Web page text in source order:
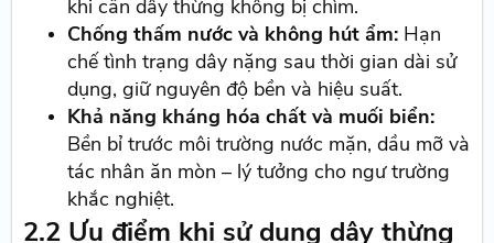
khi cần dây thừng không bị chìm.
Chống thấm nước và không hút ẩm: Hạn
chế tình trạng dây nặng sau thời gian dài sử
dụng, giữ nguyên độ bền và hiệu suất.
Khả năng kháng hóa chất và muối biển:
Bền bỉ trước môi trường nước mặn, dầu mỡ và
tác nhân ăn mòn – lý tưởng cho ngư trường
khắc nghiệt.
2.2 Ưu điểm khi sử dụng dây thừng